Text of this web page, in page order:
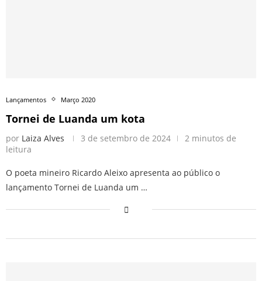
Lançamentos Março 2020
Tornei de Luanda um kota
por Laiza Alves 3 de setembro de 2024
2 minutos de
leitura
O poeta mineiro Ricardo Aleixo apresenta ao público o
lançamento Tornei de Luanda um …